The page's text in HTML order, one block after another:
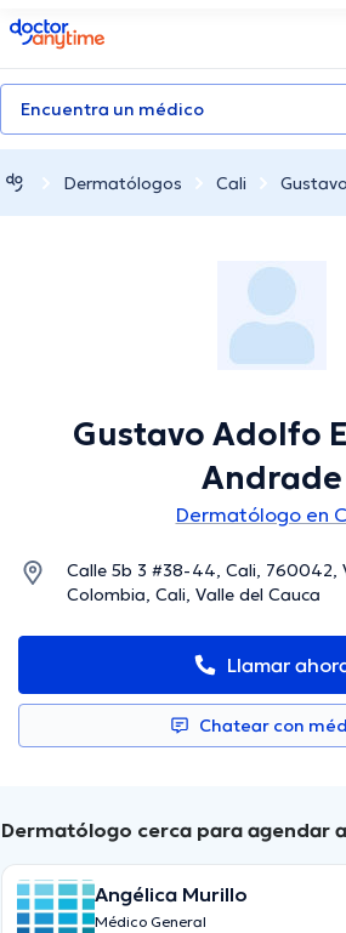
doctoranytime
Encuentra un médico
Dermatólogos Cali
Gustavo Adolfo
Andrade
Dermatólogo en
Calle 5b 3 #38-44, Cali, 760042,
Colombia, Cali, Valle del Cauca
Llamar
Chatear con
Dermatólogo cerca para agendar
Angélica Murillo
Médico General